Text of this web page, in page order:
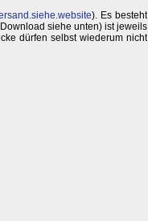
). Es besteht
siehe unten) ist jeweils
dürfen selbst wiederum nicht